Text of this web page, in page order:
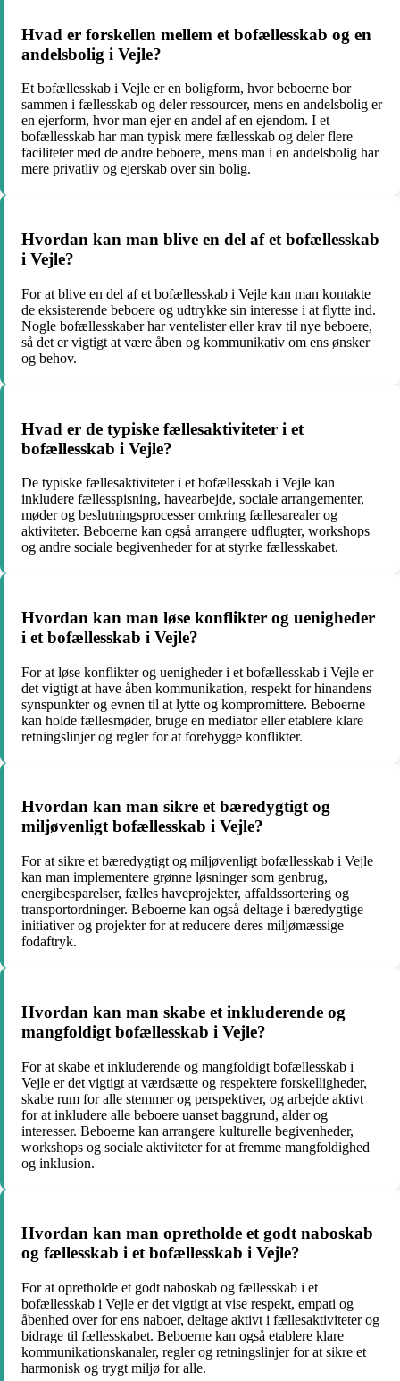
Hvad er forskellen mellem et bofællesskab og en
andelsbolig i Vejle?
Et bofællesskab i Vejle er en boligform, hvor beboerne bor
sammen i fællesskab og deler ressourcer, mens en andelsbolig er
en ejerform, hvor man ejer en andel af en ejendom. I et
bofællesskab har man typisk mere fællesskab og deler flere
faciliteter med de andre beboere, mens man i en andelsbolig har
mere privatliv og ejerskab over sin bolig.
Hvordan kan man blive en del af et bofællesskab
i Vejle?
For at blive en del af et bofællesskab i Vejle kan man kontakte
de eksisterende beboere og udtrykke sin interesse i at flytte ind.
Nogle bofællesskaber har ventelister eller krav til nye beboere,
så det er vigtigt at være åben og kommunikativ om ens ønsker
og behov.
Hvad er de typiske fællesaktiviteter i et
bofællesskab i Vejle?
De typiske fællesaktiviteter i et bofællesskab i Vejle kan
inkludere fællesspisning, havearbejde, sociale arrangementer,
møder og beslutningsprocesser omkring fællesarealer og
aktiviteter. Beboerne kan også arrangere udflugter, workshops
og andre sociale begivenheder for at styrke fællesskabet.
Hvordan kan man løse konflikter og uenigheder
i et bofællesskab i Vejle?
For at løse konflikter og uenigheder i et bofællesskab i Vejle er
det vigtigt at have åben kommunikation, respekt for hinandens
synspunkter og evnen til at lytte og kompromittere. Beboerne
kan holde fællesmøder, bruge en mediator eller etablere klare
retningslinjer og regler for at forebygge konflikter.
Hvordan kan man sikre et bæredygtigt og
miljøvenligt bofællesskab i Vejle?
For at sikre et bæredygtigt og miljøvenligt bofællesskab i Vejle
kan man implementere grønne løsninger som genbrug,
energibesparelser, fælles haveprojekter, affaldssortering og
transportordninger. Beboerne kan også deltage i bæredygtige
initiativer og projekter for at reducere deres miljømæssige
fodaftryk.
Hvordan kan man skabe et inkluderende og
mangfoldigt bofællesskab i Vejle?
For at skabe et inkluderende og mangfoldigt bofællesskab i
Vejle er det vigtigt at værdsætte og respektere forskelligheder,
skabe rum for alle stemmer og perspektiver, og arbejde aktivt
for at inkludere alle beboere uanset baggrund, alder og
interesser. Beboerne kan arrangere kulturelle begivenheder,
workshops og sociale aktiviteter for at fremme mangfoldighed
og inklusion.
Hvordan kan man opretholde et godt naboskab
og fællesskab i et bofællesskab i Vejle?
For at opretholde et godt naboskab og fællesskab i et
bofællesskab i Vejle er det vigtigt at vise respekt, empati og
åbenhed over for ens naboer, deltage aktivt i fællesaktiviteter og
bidrage til fællesskabet. Beboerne kan også etablere klare
kommunikationskanaler, regler og retningslinjer for at sikre et
harmonisk og trygt miljø for alle.